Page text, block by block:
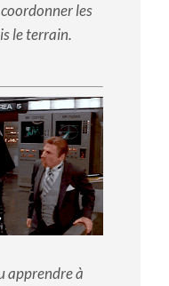
les
le terrain.
apprendre à